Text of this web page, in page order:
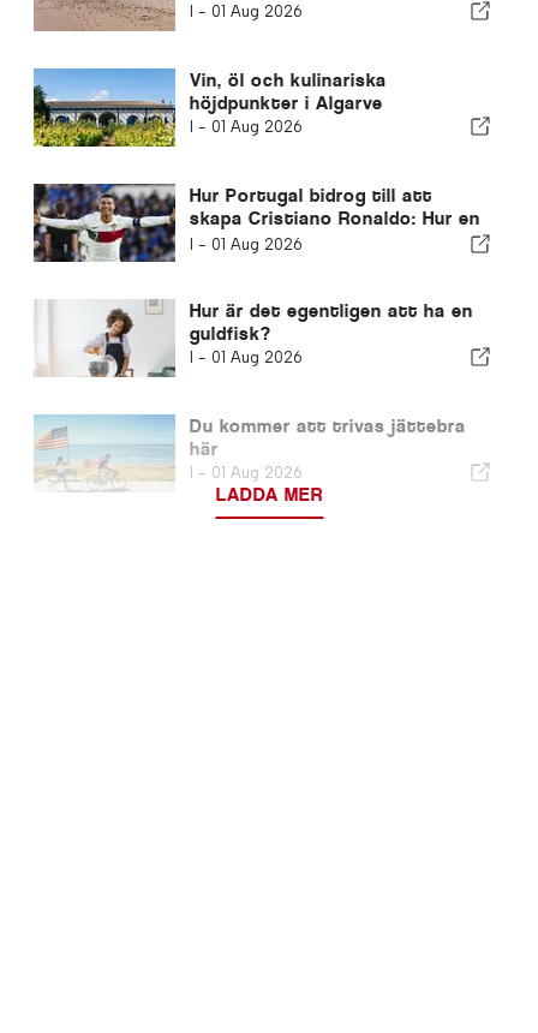
I - 01 Aug 2026
Vin, öl och kulinariska
höjdpunkter i Algarve
I - 01 Aug 2026
Hur Portugal bidrog till att
skapa Cristiano Ronaldo: Hur en
fotbollslegend föddes
I - 01 Aug 2026
Hur är det egentligen att ha en
guldfisk?
I - 01 Aug 2026
Du kommer att trivas jättebra
här
I - 01 Aug 2026
LADDA MER